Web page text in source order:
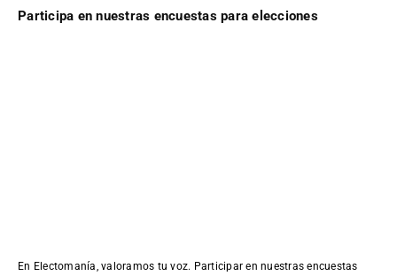
Participa en nuestras encuestas para elecciones
En Electomanía, valoramos tu voz. Participar en nuestras encuestas